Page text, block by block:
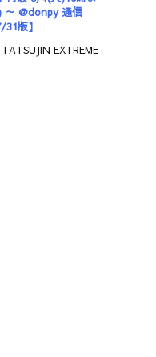
～ @donpy 通信
31版】
EXTREME